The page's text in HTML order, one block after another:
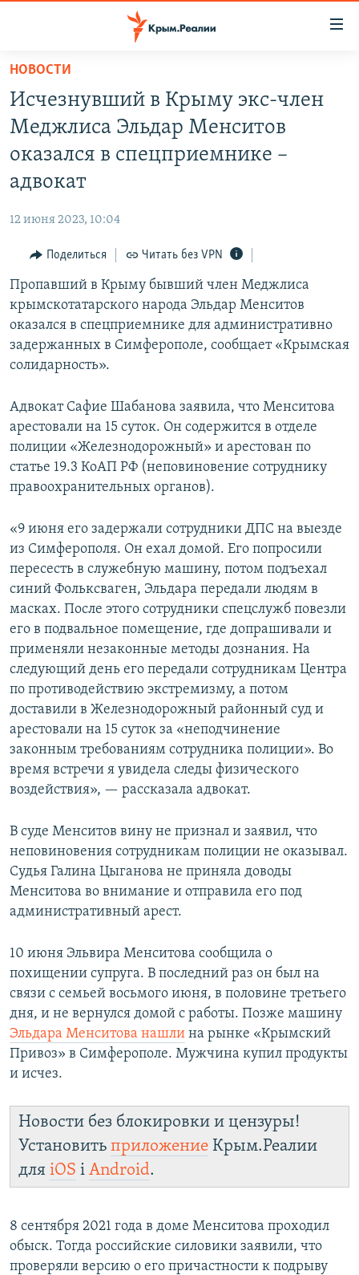
Вернуться
основному
содержанию
главной
Вернутся
поиску
СПЕЦПРОЕКТЫ
ИНФОГРАФИКА
ТЕЛЕПРОЕКТ КРЫМ.РЕАЛИИ
СОВЕТЫ ПРАВОЗАЩИТНИКОВ
ПРОПАВШИЕ БЕЗ ВЕСТИ
ПОБЕДИТЕЛЕЙ НЕ СУДЯТ?
КРЫМ.НЕПОКОРЕННЫЙ
ELIFBE
УКРАИНСКАЯ ПРОБЛЕМА КРЫМА
РАДІО СВОБОДА
КАК ОБОЙТИ БЛОКИРОВКУ
Українською
Qırımtatar
ПРИСОЕДИНЯЙТЕСЬ!
Все сайты RFE/RL
НОВОСТИ
Исчезнувший в Крыму экс-член
Меджлиса Эльдар Менситов
оказался в спецприемнике –
адвокат
12 июня 2023, 10:04
Поделиться Читать без VPN
Пропавший в Крыму бывший член Меджлиса
крымскотатарского народа Эльдар Менситов
оказался в спецприемнике для административно
задержанных в Симферополе, сообщает «Крымская
солидарность».
Адвокат Сафие Шабанова заявила, что Менситова
арестовали на 15 суток. Он содержится в отделе
полиции «Железнодорожный» и арестован по
статье 19.3 КоАП РФ (неповиновение сотруднику
правоохранительных органов).
«9 июня его задержали сотрудники ДПС на выезде
из Симферополя. Он ехал домой. Его попросили
пересесть в служебную машину, потом подъехал
синий Фольксваген, Эльдара передали людям в
масках. После этого сотрудники спецслужб повезли
его в подвальное помещение, где допрашивали и
применяли незаконные методы дознания. На
следующий день его передали сотрудникам Центра
по противодействию экстремизму, а потом
доставили в Железнодорожный районный суд и
арестовали на 15 суток за «неподчинение
законным требованиям сотрудника полиции». Во
время встречи я увидела следы физического
воздействия», — рассказала адвокат.
В суде Менситов вину не признал и заявил, что
неповиновения сотрудникам полиции не оказывал.
Судья Галина Цыганова не приняла доводы
Менситова во внимание и отправила его под
административный арест.
10 июня Эльвира Менситова сообщила о
похищении супруга. В последний раз он был на
связи с семьей восьмого июня, в половине третьего
дня, и не вернулся домой с работы. Позже машину
Эльдара Менситова нашли на рынке «Крымский
Привоз» в Симферополе. Мужчина купил продукты
и исчез.
Новости без блокировки и цензуры!
Установить приложение Крым.Реалии
для iOS і Android.
8 сентября 2021 года в доме Менситова проходил
обыск. Тогда российские силовики заявили, что
проверяли версию о его причастности к подрыву